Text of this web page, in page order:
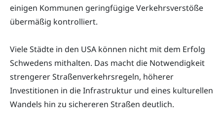
einigen Kommunen geringfügige Verkehrsverstöße
übermäßig kontrolliert.
Viele Städte in den USA können nicht mit dem Erfolg
Schwedens mithalten. Das macht die Notwendigkeit
strengerer Straßenverkehrsregeln, höherer
Investitionen in die Infrastruktur und eines kulturellen
Wandels hin zu sichereren Straßen deutlich.